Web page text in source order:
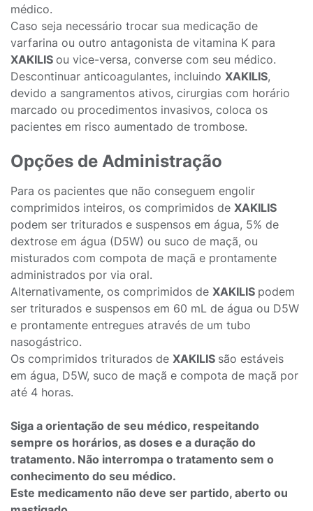
médico.
Caso seja necessário trocar sua medicação de
varfarina ou outro antagonista de vitamina K para
XAKILIS ou vice-versa, converse com seu médico.
Descontinuar anticoagulantes, incluindo XAKILIS,
devido a sangramentos ativos, cirurgias com horário
marcado ou procedimentos invasivos, coloca os
pacientes em risco aumentado de trombose.
Opções de Administração
Para os pacientes que não conseguem engolir
comprimidos inteiros, os comprimidos de XAKILIS
podem ser triturados e suspensos em água, 5% de
dextrose em água (D5W) ou suco de maçã, ou
misturados com compota de maçã e prontamente
administrados por via oral.
Alternativamente, os comprimidos de XAKILIS podem
ser triturados e suspensos em 60 mL de água ou D5W
e prontamente entregues através de um tubo
nasogástrico.
Os comprimidos triturados de XAKILIS são estáveis
em água, D5W, suco de maçã e compota de maçã por
até 4 horas.
Siga a orientação de seu médico, respeitando
sempre os horários, as doses e a duração do
tratamento. Não interrompa o tratamento sem o
conhecimento do seu médico.
Este medicamento não deve ser partido, aberto ou